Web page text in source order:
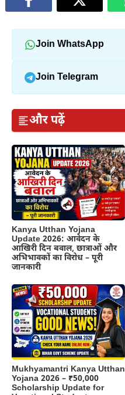
Join WhatsApp
Join Telegram
और पढ़ें
Kanya Utthan Yojana
Update 2026: आवेदन के
आखिरी दिन बवाल, छात्राओं और
अभिभावकों का विरोध – पूरी
जानकारी
Mukhyamantri Kanya Utthan
Yojana 2026 – ₹50,000
Scholarship Update for